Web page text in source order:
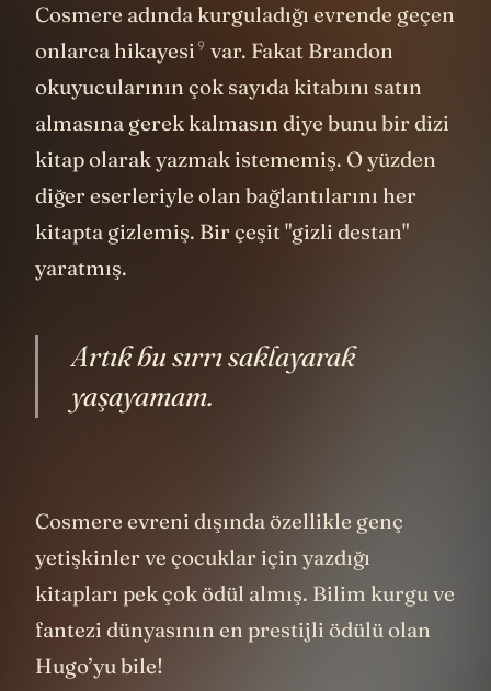
Cosmere adında kurguladığı evrende geçen
onlarca hikayesi 9 var. Fakat Brandon
okuyucularının çok sayıda kitabını satın
almasına gerek kalmasın diye bunu bir dizi
kitap olarak yazmak istememiş. O yüzden
diğer eserleriyle olan bağlantılarını her
kitapta gizlemiş. Bir çeşit "gizli destan"
yaratmış.
Artık bu sırrı saklayarak
yaşayamam.
Cosmere evreni dışında özellikle genç
yetişkinler ve çocuklar için yazdığı
kitapları pek çok ödül almış. Bilim kurgu ve
fantezi dünyasının en prestijli ödülü olan
Hugo’yu bile!